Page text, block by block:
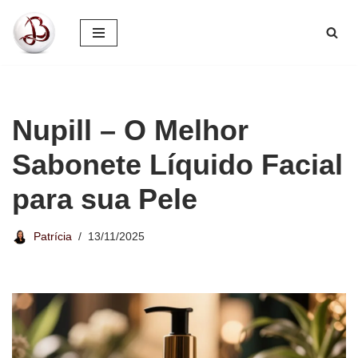
Pular
Nupill – O Melhor
Sabonete Líquido Facial
para sua Pele
Patrícia 13/11/2025